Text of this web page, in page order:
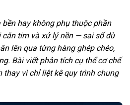
hay không phụ thuộc phần
tim và xử lý nền — sai số dù
lên qua từng hàng ghép chéo,
Bài viết phân tích cụ thể cơ chế
thay vì chỉ liệt kê quy trình chung